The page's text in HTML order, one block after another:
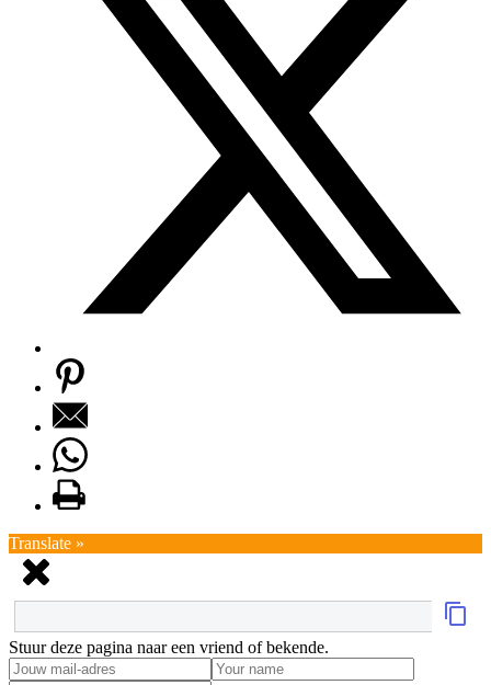
Translate »
Stuur deze pagina naar een vriend of bekende.